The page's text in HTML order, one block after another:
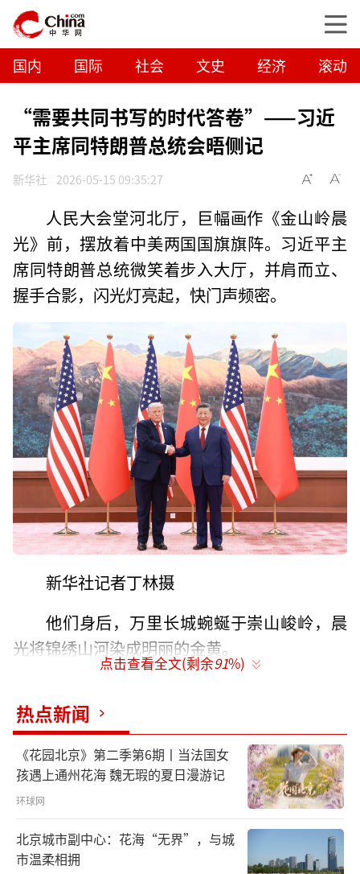
国内 国际 社会 文史 经济 滚动
“需要共同书写的时代答卷”——习近
平主席同特朗普总统会晤侧记
新华社 2026-05-15 09:35:27
人民大会堂河北厅，巨幅画作《金山岭晨
光》前，摆放着中美两国国旗旗阵。习近平主
席同特朗普总统微笑着步入大厅，并肩而立、
握手合影，闪光灯亮起，快门声频密。
新华社记者丁林摄
他们身后，万里长城蜿蜒于崇山峻岭，晨
光将锦绣山河染成明丽的金黄。
大会堂同来华进行国事访问的美国总统特朗普
举行会谈。
这是美国总统时隔9年再次访华，也是中美
两国元首继去年10月釜山之后再次面对面会
晤。又一次“跨越太平洋的握手”，牵动着世
界目光。
点击查看全文(剩余91%)
热点新闻
《花园北京》第二季第6期丨当法国女
孩遇上通州花海 魏无瑕的夏日漫游记
环球网
北京城市副中心：花海“无界”，与城
市温柔相拥